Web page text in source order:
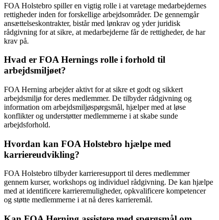
FOA Holstebro spiller en vigtig rolle i at varetage medarbejdernes
rettigheder inden for forskellige arbejdsområder. De gennemgår
ansættelseskontrakter, bistår med lønkrav og yder juridisk
rådgivning for at sikre, at medarbejderne får de rettigheder, de har
krav på.
Hvad er FOA Hernings rolle i forhold til
arbejdsmiljøet?
FOA Herning arbejder aktivt for at sikre et godt og sikkert
arbejdsmiljø for deres medlemmer. De tilbyder rådgivning og
information om arbejdsmiljøspørgsmål, hjælper med at løse
konflikter og understøtter medlemmerne i at skabe sunde
arbejdsforhold.
Hvordan kan FOA Holstebro hjælpe med
karriereudvikling?
FOA Holstebro tilbyder karrieresupport til deres medlemmer
gennem kurser, workshops og individuel rådgivning. De kan hjælpe
med at identificere karrieremuligheder, opkvalificere kompetencer
og støtte medlemmerne i at nå deres karrieremål.